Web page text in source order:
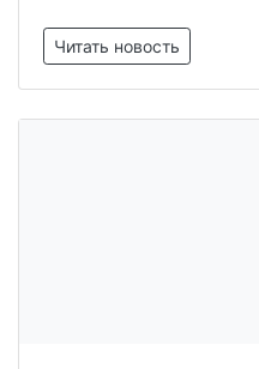
Читать новость